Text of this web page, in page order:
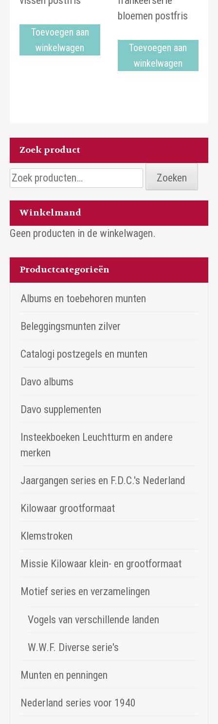
Toevoegen aan
winkelwagen
bloemen postfris
Toevoegen aan
winkelwagen
Zoek product
Zoeken
naar:
Zoeken
Winkelmand
Geen producten in de winkelwagen.
Productcategorieën
Albums en toebehoren munten
Beleggingsmunten zilver
Catalogi postzegels en munten
Davo albums
Davo supplementen
Insteekboeken Leuchtturm en andere
merken
Jaargangen series en F.D.C.'s Nederland
Kilowaar grootformaat
Klemstroken
Missie Kilowaar klein- en grootformaat
Motief series en verzamelingen
Vogels van verschillende landen
W.W.F. Diverse serie's
Munten en penningen
Nederland series voor 1940